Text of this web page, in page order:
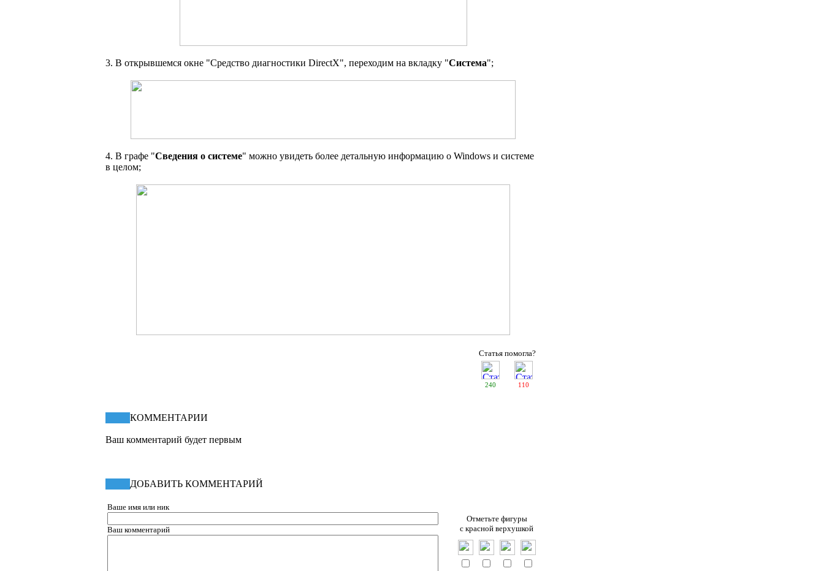
3. В открывшемся окне "Средство диагностики DirectX", переходим на вкладку "Система";
4. В графе "Сведения о системе" можно увидеть более детальную информацию о Windows и системе
в целом;
Статья помогла?
240 110
КОММЕНТАРИИ
Ваш комментарий будет первым
ДОБАВИТЬ КОММЕНТАРИЙ
Ваше имя или ник
Ваш комментарий
Отметьте фигуры
c красной верхушкой